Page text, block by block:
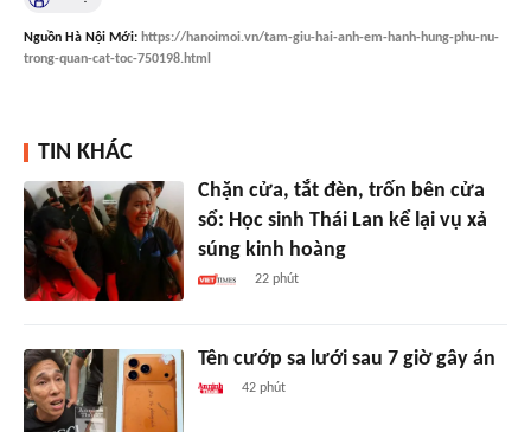
Nguồn Hà Nội Mới: https://hanoimoi.vn/tam-giu-hai-anh-em-hanh-hung-phu-nu-
trong-quan-cat-toc-750198.html
TIN KHÁC
Chặn cửa, tắt đèn, trốn bên cửa
sổ: Học sinh Thái Lan kể lại vụ xả
súng kinh hoàng
22 phút
Tên cướp sa lưới sau 7 giờ gây án
42 phút